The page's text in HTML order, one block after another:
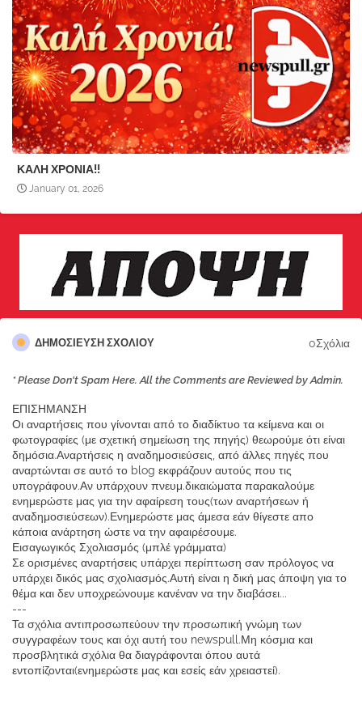
ΚΑΛΗ ΧΡΟΝΙΑ!!
January 01, 2026
ΔΗΜΟΣΊΕΥΣΗ ΣΧΟΛΊΟΥ 0Σχόλια
* Please Don't Spam Here. All the Comments are Reviewed by Admin.
ΕΠΙΣΗΜΑΝΣΗ
Οι αναρτήσεις που γίνονται από το διαδίκτυο τα κείμενα και οι
φωτογραφίες (με σχετική σημείωση της πηγής) θεωρούμε ότι είναι
δημόσια.Αναρτήσεις η αναδημοσιεύσεις, από άλλες πηγές που
αναρτώνται σε αυτό το blog εκφράζουν αυτούς που τις
υπογράφουν.Αν υπάρχουν πνευμ.δικαιώματα παρακαλούμε
ενημερώστε μας για την αφαίρεση τους(των αναρτήσεων ή
αναδημοσιεύσεων).Ενημερώστε μας άμεσα εάν θίγεστε απο
κάποια ανάρτηση ώστε να την αφαιρέσουμε.
Εισαγωγικός Σχολιασμός (μπλέ γράμματα)
Σε ορισμένες αναρτήσεις υπάρχει περίπτωση σαν πρόλογος να
υπάρχει δικός μας σχολιασμός.Αυτή είναι η δική μας άποψη για το
θέμα και δεν υποχρεώνουμε κανέναν να την διαβάσει...
---
Τα σχόλια αντιπροσωπεύουν την προσωπική γνώμη των
συγγραφέων τους και όχι αυτή του newspull.Μη κόσμια και
προσβλητικά σχόλια θα διαγράφονται όπου αυτά
εντοπίζονται(ενημερώστε μας και εσείς εάν χρειαστεί).